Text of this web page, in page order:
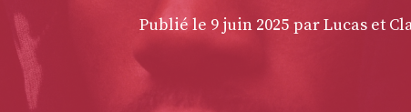
Publié le 9 juin 2025 par Lucas et